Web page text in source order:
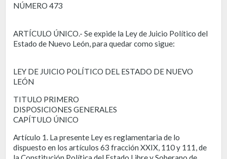
NÚMERO 473
ARTÍCULO ÚNICO.- Se expide la Ley de Juicio Político del
Estado de Nuevo León, para quedar como sigue:
LEY DE JUICIO POLÍTICO DEL ESTADO DE NUEVO
LEÓN
TITULO PRIMERO
DISPOSICIONES GENERALES
CAPÍTULO ÚNICO
Artículo 1. La presente Ley es reglamentaria de lo
dispuesto en los artículos 63 fracción XXIX, 110 y 111, de